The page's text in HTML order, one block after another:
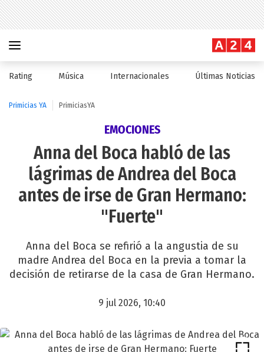
Rating Música Internacionales Últimas Noticias
Primicias YA PrimiciasYA
EMOCIONES
Anna del Boca habló de las
lágrimas de Andrea del Boca
antes de irse de Gran Hermano:
"Fuerte"
Anna del Boca se refirió a la angustia de su
madre Andrea del Boca en la previa a tomar la
decisión de retirarse de la casa de Gran Hermano.
9 jul 2026, 10:40